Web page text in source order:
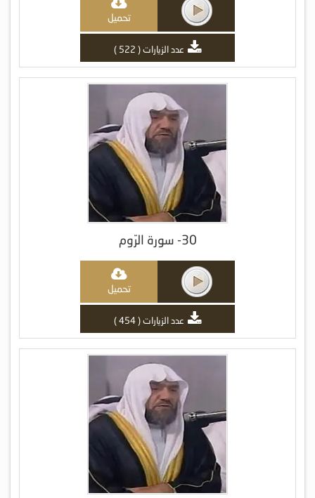
تحميل
عدد الزيارات ( 522 )
30- سورة الرّوم
تحميل
عدد الزيارات ( 454 )